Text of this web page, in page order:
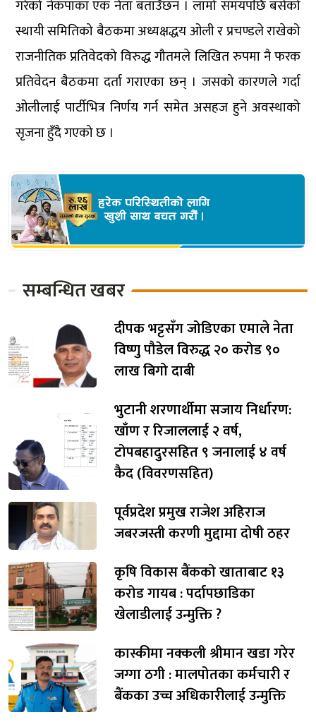
गरेको नेकपाका एक नेता बताउँछन । लामो समयपछि बसेको
स्थायी समितिको बैठकमा अध्यक्षद्धय ओली र प्रचण्डले राखेको
राजनीतिक प्रतिवेदको विरुद्ध गौतमले लिखित रुपमा नै फरक
प्रतिवेदन बैठकमा दर्ता गराएका छन् । जसको कारणले गर्दा
ओलीलाई पार्टीभित्र निर्णय गर्न समेत असहज हुने अवस्थाको
सृजना हुँदै गएको छ ।
सम्बन्धित खबर
दीपक भट्टसँग जोडिएका एमाले नेता
विष्णु पौडेल विरुद्ध २० करोड ९०
लाख बिगो दाबी
भुटानी शरणार्थीमा सजाय निर्धारण:
खाँण र रिजाललाई २ वर्ष,
टोपबहादुरसहित ९ जनालाई ४ वर्ष
कैद (विवरणसहित)
पूर्वप्रदेश प्रमुख राजेश अहिराज
जबरजस्ती करणी मुद्दामा दोषी ठहर
कृषि विकास बैंकको खाताबाट १३
करोड गायब : पर्दापछाडिका
खेलाडीलाई उन्मुक्ति ?
कास्कीमा नक्कली श्रीमान खडा गरेर
जग्गा ठगी : मालपोतका कर्मचारी र
बैंकका उच्च अधिकारीलाई उन्मुक्ति